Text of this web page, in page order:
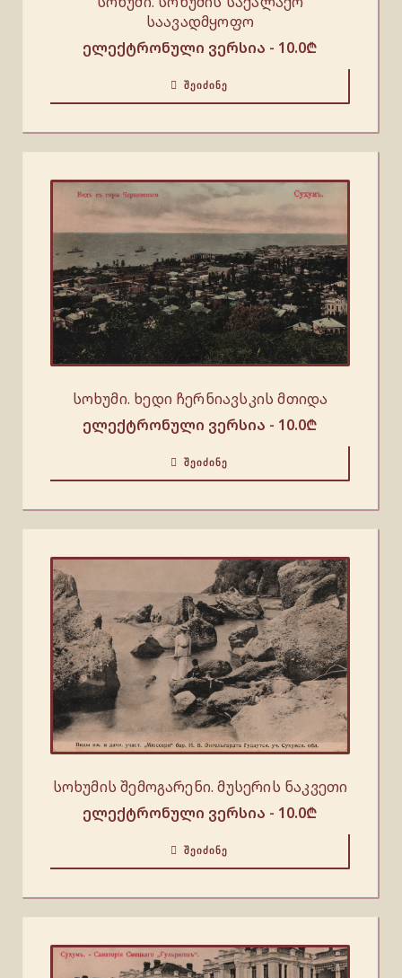
საავადმყოფო
ელექტრონული ვერსია - 10.0₾
ᲨᲔᲘᲫᲘᲜᲔ
სოხუმი. ხედი ჩერნიავსკის მთიდა
ელექტრონული ვერსია - 10.0₾
ᲨᲔᲘᲫᲘᲜᲔ
სოხუმის შემოგარენი. მუსერის ნაკვეთი
ელექტრონული ვერსია - 10.0₾
ᲨᲔᲘᲫᲘᲜᲔ